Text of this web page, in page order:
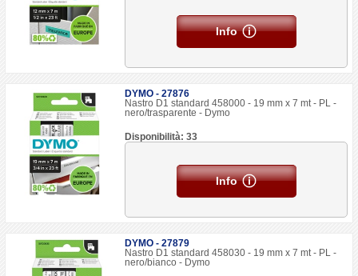
Info
DYMO - 27876
Nastro D1 standard 458000 - 19 mm x 7 mt - PL -
nero/trasparente - Dymo
Disponibilità: 33
Info
DYMO - 27879
Nastro D1 standard 458030 - 19 mm x 7 mt - PL -
nero/bianco - Dymo